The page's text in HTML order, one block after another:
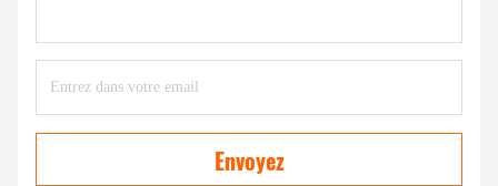
Envoyez